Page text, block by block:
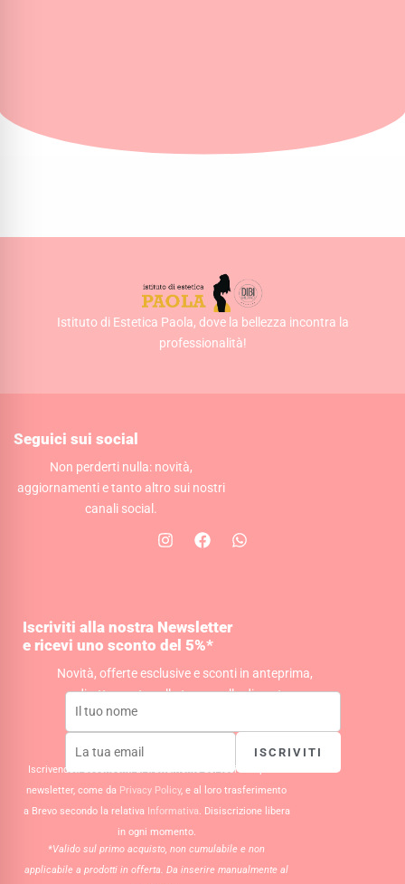
Istituto di Estetica Paola, dove la bellezza incontra la
professionalità!
Seguici sui social
Non perderti nulla: novità,
aggiornamenti e tanto altro sui nostri
canali social.
I
g
r
a
m
F
a
o
o
k
W
Iscriviti alla nostra Newsletter
e ricevi uno sconto del 5%*
Novità, offerte esclusive e sconti in anteprima,
direttamente nella tua casella di posta.
ISCRIVITI
Iscrivendoti acconsenti al trattamento dei tuoi dati per la
newsletter, come da Privacy Policy, e al loro trasferimento
a Brevo secondo la relativa Informativa . Disiscrizione libera
in ogni momento.
*Valido sul primo acquisto, non cumulabile e non
applicabile a prodotti in offerta. Da inserire manualmente al